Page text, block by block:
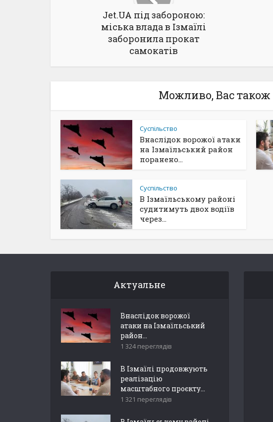
Jet.UA під забороною:
міська влада в Ізмаїлі
заборонила прокат
самокатів
Можливо, Вас також
Суспільство
Внаслідок ворожої атаки
на Ізмаїльський район
поранено...
Суспільство
В Ізмаїльському районі
судитимуть двох водіїв
через...
Актуальне
Внаслідок ворожої
атаки на Ізмаїльський
район...
1 324 переглядів
В Ізмаїлі продовжують
реалізацію
масштабного проєкту...
1 321 переглядів